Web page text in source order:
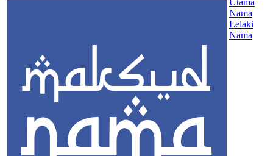
Utama
Nama
Lelaki
Nama